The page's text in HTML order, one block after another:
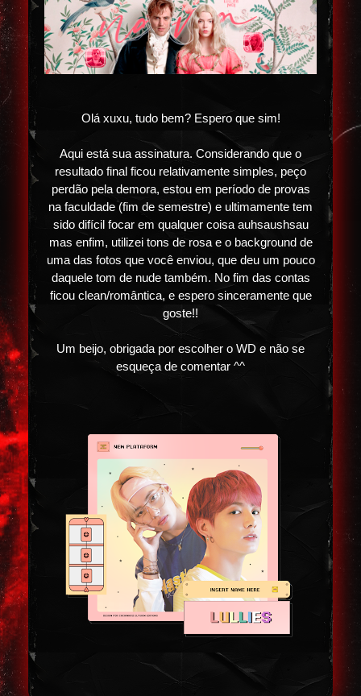
Olá xuxu, tudo bem? Espero que sim!
Aqui está sua assinatura. Considerando que o
resultado final ficou relativamente simples, peço
perdão pela demora, estou em período de provas
na faculdade (fim de semestre) e ultimamente tem
sido difícil focar em qualquer coisa auhsaushsau
mas enfim, utilizei tons de rosa e o background de
uma das fotos que você enviou, que deu um pouco
daquele tom de nude também. No fim das contas
ficou clean/romântica, e espero sinceramente que
goste!!
Um beijo, obrigada por escolher o WD e não se
esqueça de comentar ^^